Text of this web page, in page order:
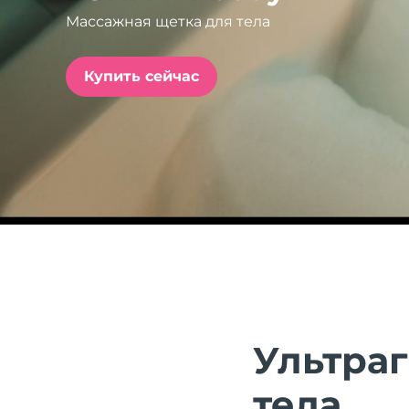
Массажная щетка для тела
Купить сейчас
issa™ Teeth Whitening Set
FAQ™ Dual LED Panel
ПОДАРКИ И НАБОРЫ